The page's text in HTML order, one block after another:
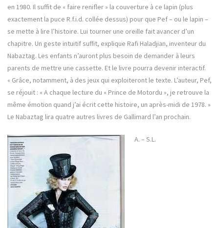
en 1980. Il suffit de « faire renifler » la couverture à ce lapin (plus
exactement la puce R.f.i.d. collée dessus) pour que Pef – ou le lapin –
se mette à lire l’histoire. Lui tourner une oreille fait avancer d’un
chapitre. Un geste intuitif suffit, explique Rafi Haladjian, inventeur du
Nabaztag. Les enfants n’auront plus besoin de demander à leurs
parents de mettre une cassette. Et le livre pourra devenir interactif.
« Grâce, notamment, à des jeux qui exploiteront le texte. L’auteur, Pef,
se réjouit : « A chaque lecture du « Prince de Motordu », je retrouve la
même émotion quand j’ai écrit cette histoire, un après-midi de 1978. »
Le Nabaztag lira quatre autres livres de Gallimard l’an prochain.
A. – S.L.